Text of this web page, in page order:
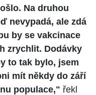
Na druhou
nevypadá, ale zdá
by se vakcinace
zrychlit. Dodávky
to tak bylo, jsem
mít někdy do září
populace," řekl